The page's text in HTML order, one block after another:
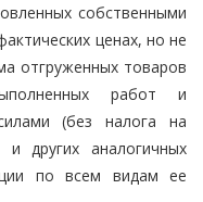
собственными
ценах, но не
отгруженных товаров
работ и
(без налога на
и других аналогичных
по всем видам ее